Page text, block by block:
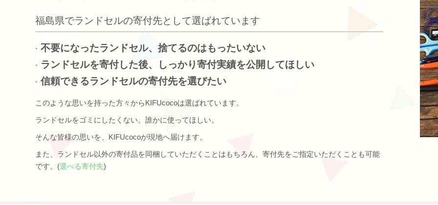
福島県でランドセルの寄付先として選ばれています
不要になったランドセル、捨てるのはもったいない
ランドセルを寄付した後、しっかり寄付実績を公開してほしい
信頼できるランドセルの寄付先を選びたい
このような思いを持った方々からKIFUcocoは選ばれています。
ランドセルをゴミにしたくない。誰かに使ってほしい。
そんな皆様の思いを、KIFUcocoが現地へ届けます。
また、ランドセル以外の寄付品を同梱していただくことはもちろん、寄付先をご指定いただくことも可能
です。(選べる寄付先)